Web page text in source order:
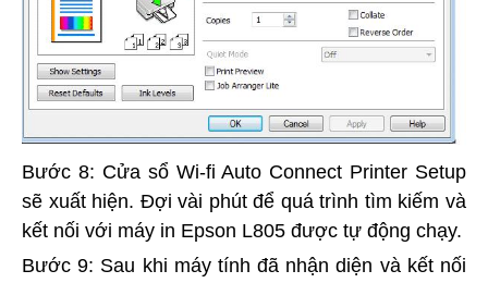
Bước 8: Cửa sổ Wi-fi Auto Connect Printer Setup
sẽ xuất hiện. Đợi vài phút để quá trình tìm kiếm và
kết nối với máy in Epson L805 được tự động chạy.
Bước 9: Sau khi máy tính đã nhận diện và kết nối